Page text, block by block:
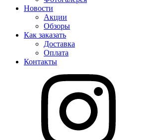
Новости
Акции
Обзоры
Как заказать
Доставка
Оплата
Контакты